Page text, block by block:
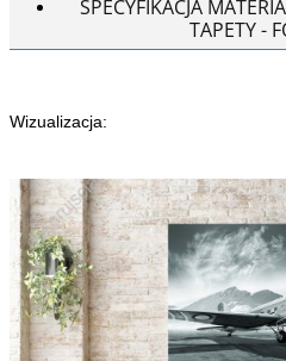
SPECYFIKACJA
TAPETY -
Wizualizacja: